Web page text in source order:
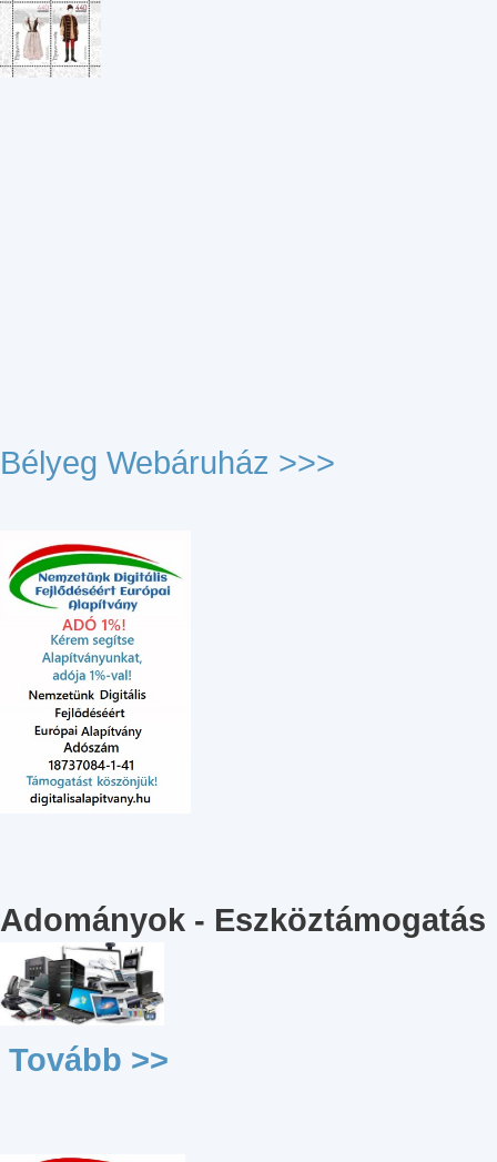
Bélyeg Webáruház >>>
Adományok - Eszköztámogatás
Tovább >>